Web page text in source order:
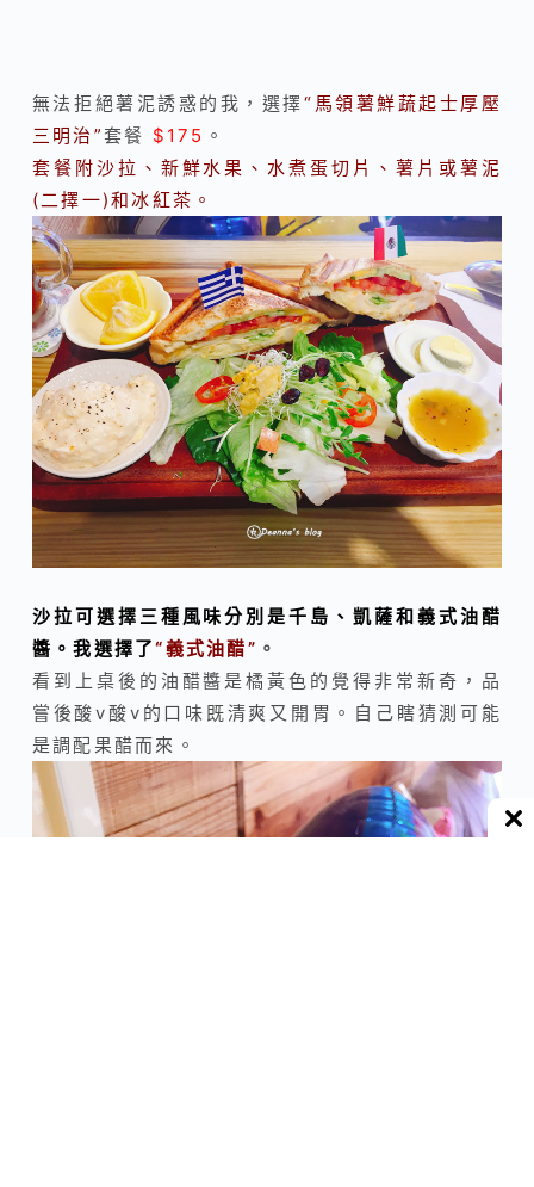
無法拒絕薯泥誘惑的我，選擇 “馬領薯鮮蔬起士厚壓
三明治” 套餐 $175 。
套餐附沙拉、新鮮水果、水煮蛋切片 、薯片或薯泥
(二擇一)和冰紅茶。
沙拉可選擇三種風味分別是千島、凱薩和義式油醋
醬。我選擇了“義式油醋” 。
看到上桌後的油醋醬是橘黃色的覺得非常新奇，品
嘗後酸v酸v的口味既清爽又開胃。自己瞎猜測可能
是調配果醋而來。